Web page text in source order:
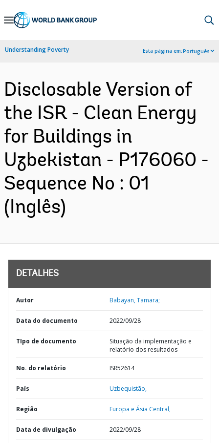
Skip
Navigation
Understanding Poverty Esta página em:Português
Disclosable Version of
the ISR - Clean Energy
for Buildings in
Uzbekistan - P176060 -
Sequence No : 01
(Inglês)
DETALHES
Autor Babayan, Tamara;
Data do documento 2022/09/28
TIpo de documento
Situação da implementação e
relatório dos resultados
No. do relatório ISR52614
País Uzbequistão,
Região Europa e Ásia Central,
Data de divulgação 2022/09/28